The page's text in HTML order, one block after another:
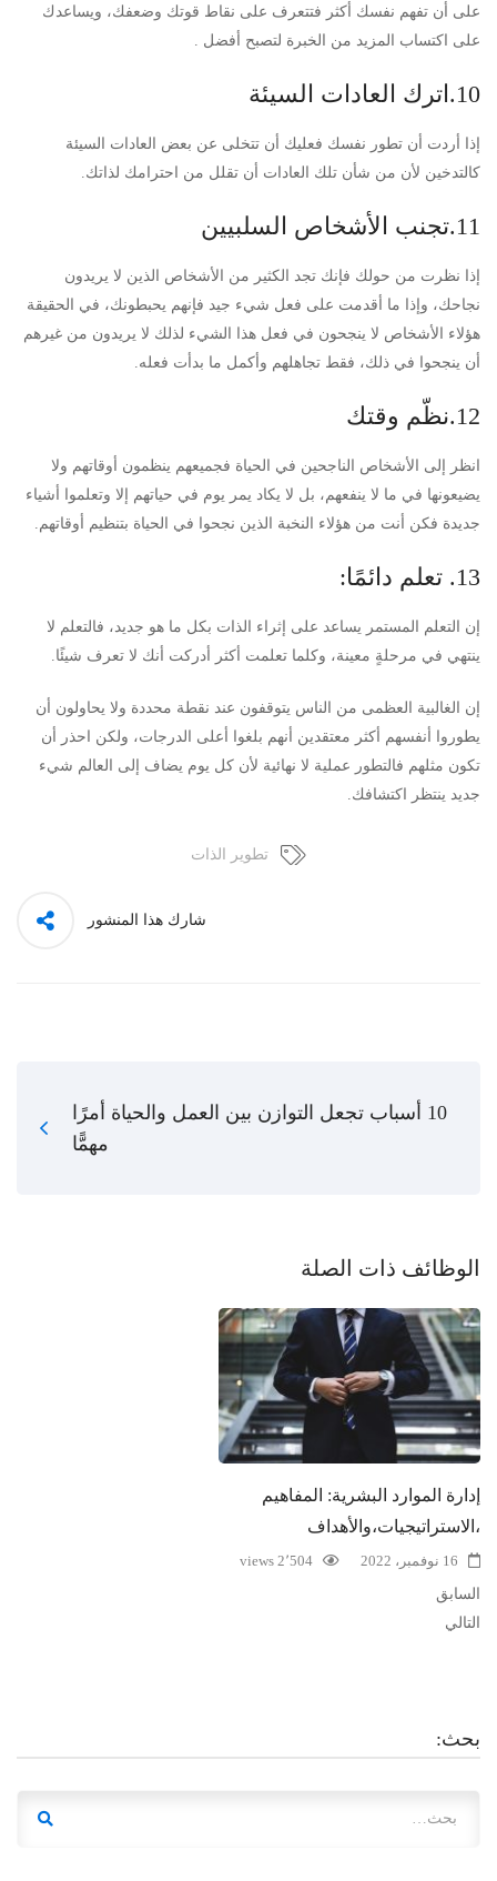
على أن تفهم نفسك أكثر فتتعرف على نقاط قوتك وضعفك، ويساعدك
على اكتساب المزيد من الخبرة لتصبح أفضل .
10.اترك العادات السيئة
إذا أردت أن تطور نفسك فعليك أن تتخلى عن بعض العادات السيئة
كالتدخين لأن من شأن تلك العادات أن تقلل من احترامك لذاتك.
11.تجنب الأشخاص السلبيين
إذا نظرت من حولك فإنك تجد الكثير من الأشخاص الذين لا يريدون
نجاحك، وإذا ما أقدمت على فعل شيء جيد فإنهم يحبطونك، في الحقيقة
هؤلاء الأشخاص لا ينجحون في فعل هذا الشيء لذلك لا يريدون من غيرهم
أن ينجحوا في ذلك، فقط تجاهلهم وأكمل ما بدأت فعله.
12.نظّم وقتك
انظر إلى الأشخاص الناجحين في الحياة فجميعهم ينظمون أوقاتهم ولا
يضيعونها في ما لا ينفعهم، بل لا يكاد يمر يوم في حياتهم إلا وتعلموا أشياء
جديدة فكن أنت من هؤلاء النخبة الذين نجحوا في الحياة بتنظيم أوقاتهم.
13. تعلم دائمًا:
إن التعلم المستمر يساعد على إثراء الذات بكل ما هو جديد، فالتعلم لا
ينتهي في مرحلةٍ معينة، وكلما تعلمت أكثر أدركت أنك لا تعرف شيئًا.
إن الغالبية العظمى من الناس يتوقفون عند نقطة محددة ولا يحاولون أن
يطوروا أنفسهم أكثر معتقدين أنهم بلغوا أعلى الدرجات، ولكن احذر أن
تكون مثلهم فالتطور عملية لا نهائية لأن كل يوم يضاف إلى العالم شيء
جديد ينتظر اكتشافك.
تطوير الذات
شارك هذا المنشور
10 أسباب تجعل التوازن بين العمل والحياة أمرًا
مهمًّا
الوظائف ذات الصلة
إدارة الموارد البشرية: المفاهيم
،الاستراتيجيات،والأهداف
16 نوفمبر، 2022 2٬504 views
السابق
التالي
بحث: